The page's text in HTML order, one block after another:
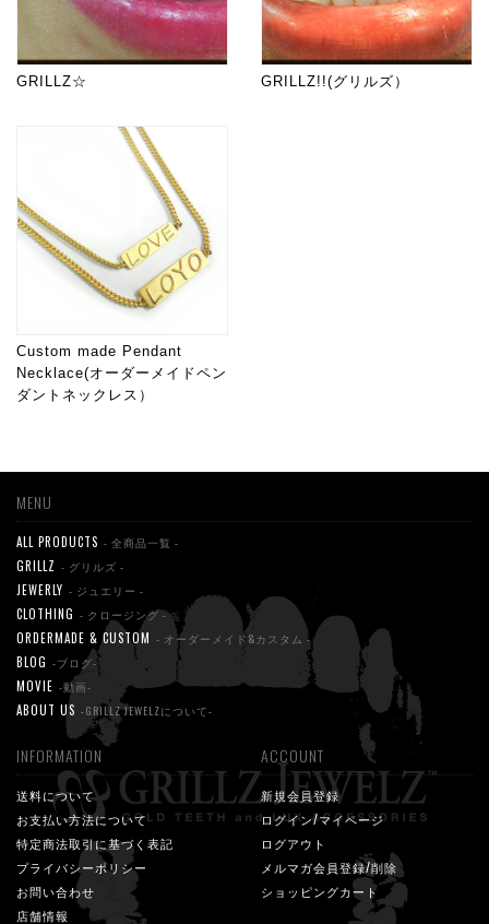
GRILLZ☆ GRILLZ!!(グリルズ）
Custom made Pendant
Necklace(オーダーメイドペン
ダントネックレス）
MENU
ALL PRODUCTS - 全商品一覧 -
GRILLZ - グリルズ -
JEWERLY - ジュエリー -
CLOTHING - クロージング -
ORDERMADE & CUSTOM - オーダーメイド&カスタム -
BLOG -ブログ-
MOVIE -動画-
ABOUT US -GRILLZ JEWELZについて-
INFORMATION
送料について
お支払い方法について
特定商法取引に基づく表記
プライバシーポリシー
お問い合わせ
店舗情報
ACCOUNT
新規会員登録
ログイン/マイページ
ログアウト
メルマガ会員登録/削除
ショッピングカート